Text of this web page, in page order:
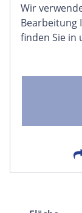
Wir
Bearbeitung
finden Sie in